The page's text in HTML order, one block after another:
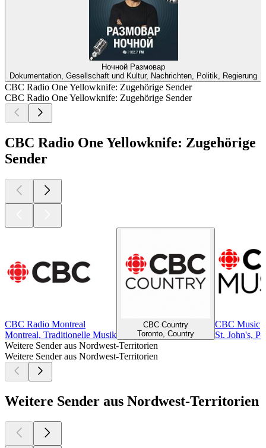
Ночной Размовар
Dokumentation, Gesellschaft und Kultur, Nachrichten, Politik, Regierung
CBC Radio One Yellowknife: Zugehörige Sender
CBC Radio One Yellowknife: Zugehörige Sender
CBC Radio One Yellowknife: Zugehörige
Sender
CBC Radio Montreal
Montreal, Traditionelle Musik
CBC Country
Toronto, Country
CBC Music
St. John's,
Weitere Sender aus Nordwest-Territorien
Weitere Sender aus Nordwest-Territorien
Weitere Sender aus Nordwest-Territorien